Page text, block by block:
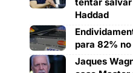
Haddad
para 82%
Jaques